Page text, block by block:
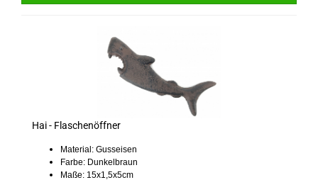
Hai - Flaschenöffner
Material: Gusseisen
Farbe: Dunkelbraun
Maße: 15x1,5x5cm